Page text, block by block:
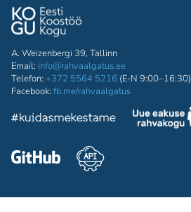
A. Weizenbergi 39, Tallinn
Email: info@rahvaalgatus.ee
Telefon: +372 5564 5216 (E-N 9:00–16:30)
Facebook: fb.me/rahvaalgatus